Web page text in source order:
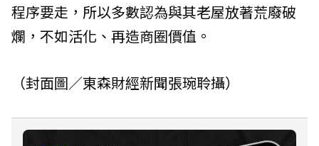
程序要走，所以多數認為與其老屋放著荒廢破
爛，不如活化、再造商圈價值。
（封面圖／東森財經新聞張琬聆攝）